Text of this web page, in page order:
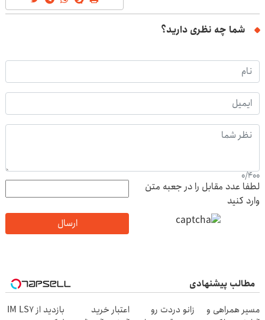
شما چه نظری دارید؟
0/400
لطفا عدد مقابل را در جعبه متن
وارد کنید
ارسال
مطالب پیشنهادی
مسیر همراهی و
زانو دردت رو
اعتبار خرید
بازدید از IM LS7